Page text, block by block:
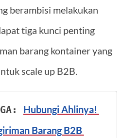
berambisi melakukan
tiga kunci penting
barang kontainer yang
scale up B2B.
Hubungi Ahlinya!
Barang B2B